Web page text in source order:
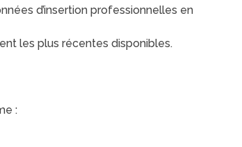
d’insertion professionnelles en
les plus récentes disponibles.
: